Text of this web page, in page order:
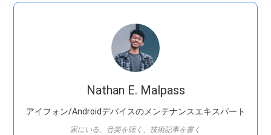
Nathan E. Malpass
アイフォン/Androidデバイスのメンテナンスエキスパート
家にいる、音楽を聴く、技術記事を書く